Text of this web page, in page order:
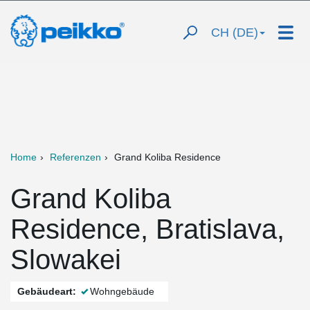
CH (DE)
Home Referenzen Grand Koliba Residence
Grand Koliba
Residence, Bratislava,
Slowakei
Gebäudeart: Wohngebäude